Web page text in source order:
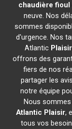
chaudière fioul
neuve. Nos
sommes
d'urgence. Nos
Atlantic Plaisir
offrons des
fiers de nos
partager les
notre équipe
Nous
Atlantic Plaisir,
tous vos